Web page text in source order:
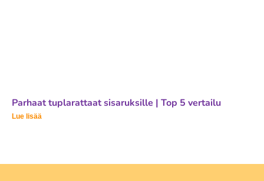
Parhaat tuplarattaat sisaruksille | Top 5 vertailu
Lue lisää